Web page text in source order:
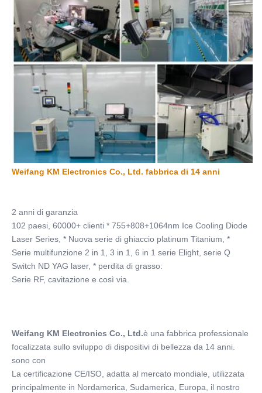
Weifang KM Electronics Co., Ltd. fabbrica di 14 anni
2 anni di garanzia
102 paesi, 60000+ clienti * 755+808+1064nm Ice Cooling Diode
Laser Series, * Nuova serie di ghiaccio platinum Titanium, *
Serie multifunzione 2 in 1, 3 in 1, 6 in 1 serie Elight, serie Q
Switch ND YAG laser, * perdita di grasso:
Serie RF, cavitazione e così via.
Weifang KM Electronics Co., Ltd.è una fabbrica professionale
focalizzata sullo sviluppo di dispositivi di bellezza da 14 anni.
sono con
La certificazione CE/ISO, adatta al mercato mondiale, utilizzata
principalmente in Nordamerica, Sudamerica, Europa, il nostro